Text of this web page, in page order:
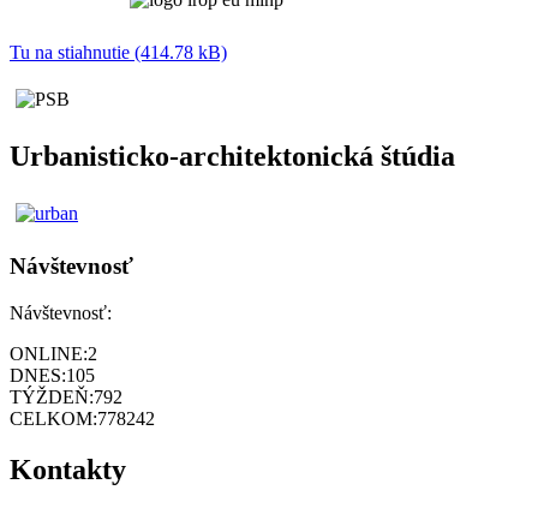
Tu na stiahnutie (414.78 kB)
Urbanisticko-architektonická štúdia
Návštevnosť
Návštevnosť:
ONLINE:2
DNES:105
TÝŽDEŇ:792
CELKOM:778242
Kontakty